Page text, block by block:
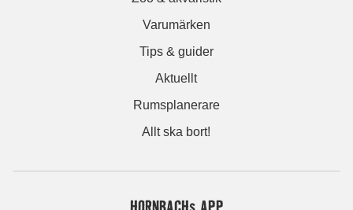
Varumärken
Tips & guider
Aktuellt
Rumsplanerare
Allt ska bort!
HORNBACHs APP